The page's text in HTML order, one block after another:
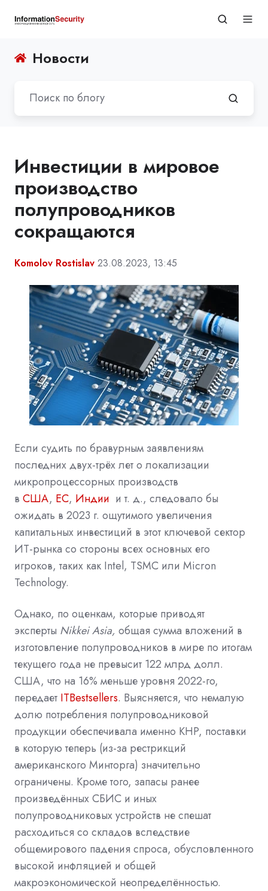
Новости
Инвестиции в мировое
производство
полупроводников
сокращаются
Komolov Rostislav 23.08.2023, 13:45
Если судить по бравурным заявлениям
последних двух-трёх лет о локализации
микропроцессорных производств
в США, ЕС, Индии и т. д., следовало бы
ожидать в 2023 г. ощутимого увеличения
капитальных инвестиций в этот ключевой сектор
ИТ-рынка со стороны всех основных его
игроков, таких как Intel, TSMC или Micron
Technology.
Однако, по оценкам, которые приводят
эксперты Nikkei Asia, общая сумма вложений в
изготовление полупроводников в мире по итогам
текущего года не превысит 122 млрд долл.
США, что на 16% меньше уровня 2022-го,
передает ITBestsellers. Выясняется, что немалую
долю потребления полупроводниковой
продукции обеспечивала именно КНР, поставки
в которую теперь (из-за рестрикций
американского Минторга) значительно
ограничены. Кроме того, запасы ранее
произведённых СБИС и иных
полупроводниковых устройств не спешат
расходиться со складов вследствие
общемирового падения спроса, обусловленного
высокой инфляцией и общей
макроэкономической неопределённостью.